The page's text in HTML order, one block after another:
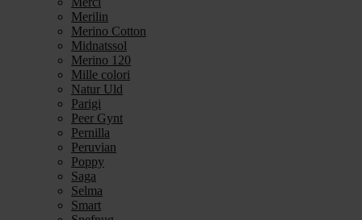
Merilin
Merino Cotton
Midnatssol
Merino 120
Mille colori
Natur Uld
Parigi
Peer Gynt
Pernilla
Peruvian
Poppy
Saga
Selma
Smart